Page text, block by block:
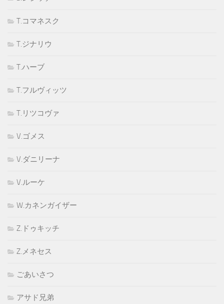
T.コマネスク
T.ジナリウ
T.ハーブ
T.フルヴィッツ
T.リツコヴァ
V.ゴメス
V.ダニリーナ
V.ルーケ
W.カネンガイザー
Z.ドゥキッチ
Z.メネセス
ごあいさつ
アサド兄弟